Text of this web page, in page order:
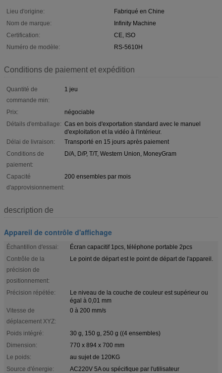
Lieu d'origine:
Fabriqué en Chine
Nom de marque:
Infinity Machine
Certification:
CE, ISO
Numéro de modèle:
RS-5610H
Conditions de paiement et expédition
Quantité de
commande min:
1 jeu
Prix:
négociable
Détails d'emballage: Cas en bois d'exportation standard avec le manuel
d'exploitation et la vidéo à l'intérieur.
Délai de livraison:
Transporté en 15 jours après paiement
Conditions de
paiement:
D/A, D/P, T/T, Western Union, MoneyGram
Capacité
d'approvisionnement:
200 ensembles par mois
description de
Appareil de contrôle d'affichage
Échantillon d'essai:
Écran capacitif 1pcs, téléphone portable 2pcs
Contrôle de la
précision de
positionnement:
Le point de départ est le point de départ de l'appareil.
Précision répétée:
Le niveau de la couche de couleur est supérieur ou
égal à 0,01 mm
Vitesse de
déplacement XYZ:
0 à 200 mm/s
Poids intégré:
30 g, 150 g, 250 g ((4 ensembles)
Dimension:
770 x 894 x 700 mm
Le poids:
au sujet de 120KG
Source d'énergie:
AC220V 5A ou spécifique par l'utilisateur